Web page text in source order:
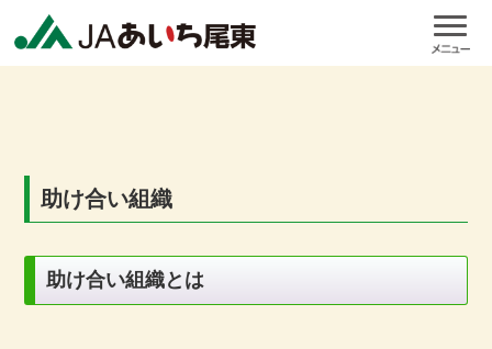
助け合い組織
助け合い組織とは